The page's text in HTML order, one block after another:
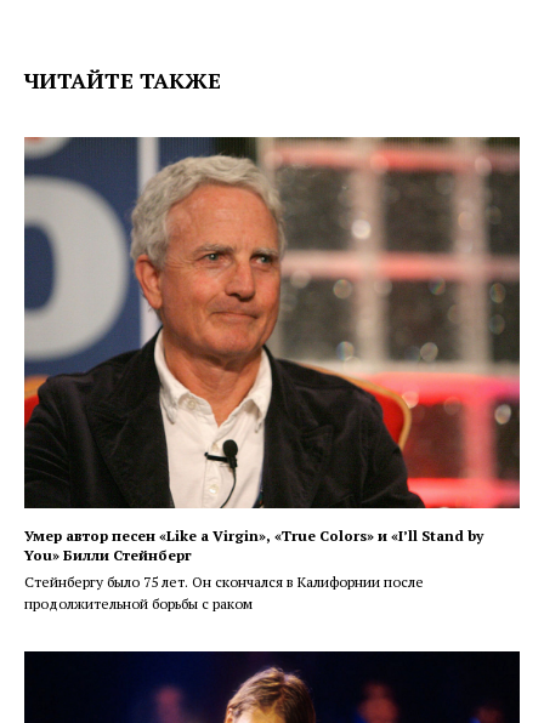
ЧИТАЙТЕ ТАКЖЕ
Умер автор песен «Like a Virgin», «True Colors» и «I’ll Stand by
You» Билли Стейнберг
Стейнбергу было 75 лет. Он скончался в Калифорнии после
продолжительной борьбы с раком